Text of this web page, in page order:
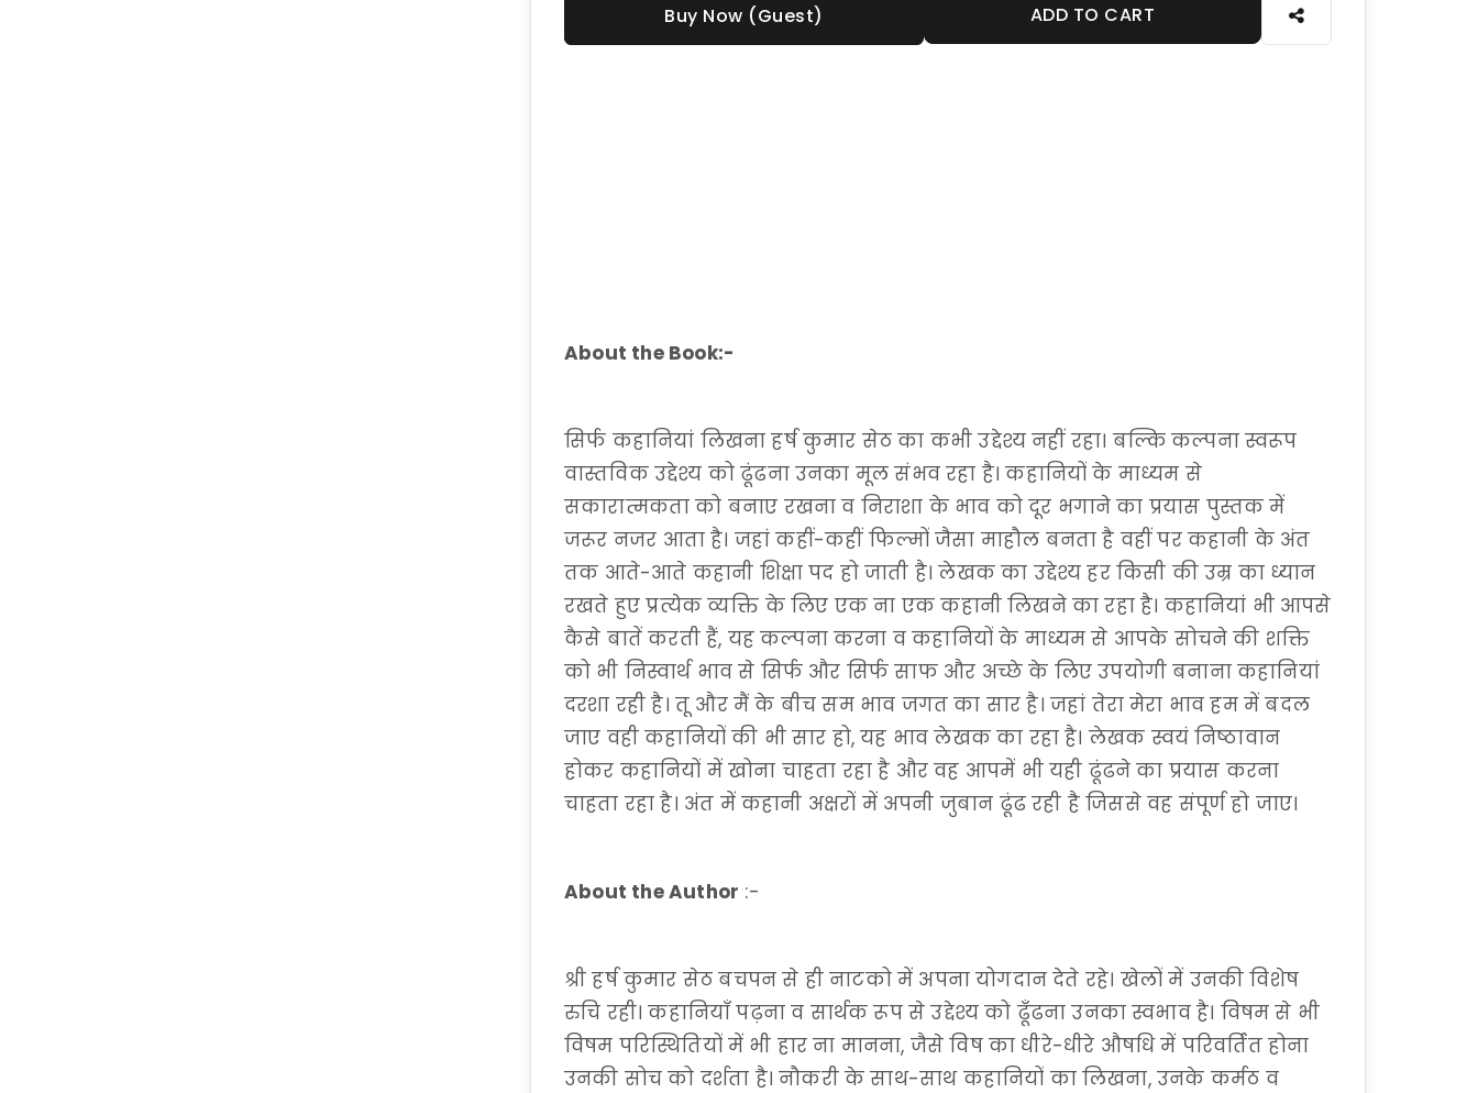
Buy Now (Guest) ADD TO CART
About the Book:-
सिर्फ कहानियां लिखना हर्ष कुमार सेठ का कभी उद्देश्य नहीं रहा। बल्कि कल्पना स्वरूप
वास्तविक उद्देश्य को ढूंढना उनका मूल संभव रहा है। कहानियों के माध्यम से
सकारात्मकता को बनाए रखना व निराशा के भाव को दूर भगाने का प्रयास पुस्तक में
जरूर नजर आता है। जहां कहीं-कहीं फिल्मों जैसा माहौल बनता है वहीं पर कहानी के अंत
तक आते-आते कहानी शिक्षा पद हो जाती है। लेखक का उद्देश्य हर किसी की उम्र का ध्यान
रखते हुए प्रत्येक व्यक्ति के लिए एक ना एक कहानी लिखने का रहा है। कहानियां भी आपसे
कैसे बातें करती हैं, यह कल्पना करना व कहानियों के माध्यम से आपके सोचने की शक्ति
को भी निस्वार्थ भाव से सिर्फ और सिर्फ साफ और अच्छे के लिए उपयोगी बनाना कहानियां
दरशा रही है। तू और मैं के बीच सम भाव जगत का सार है। जहां तेरा मेरा भाव हम में बदल
जाए वही कहानियों की भी सार हो, यह भाव लेखक का रहा है। लेखक स्वयं निष्ठावान
होकर कहानियों में खोना चाहता रहा है और वह आपमें भी यही ढूंढने का प्रयास करना
चाहता रहा है। अंत में कहानी अक्षरों में अपनी जुबान ढूंढ रही है जिससे वह संपूर्ण हो जाए।
About the Author :-
श्री हर्ष कुमार सेठ बचपन से ही नाटको में अपना योगदान देते रहे। खेलों में उनकी विशेष
रुचि रही। कहानियाँ पढ़ना व सार्थक रूप से उद्देश्य को ढूँढना उनका स्वभाव है। विषम से भी
विषम परिस्थितियों में भी हार ना मानना, जैसे विष का धीरे-धीरे औषधि में परिवर्तित होना
उनकी सोच को दर्शता है। नौकरी के साथ-साथ कहानियों का लिखना, उनके कर्मठ व